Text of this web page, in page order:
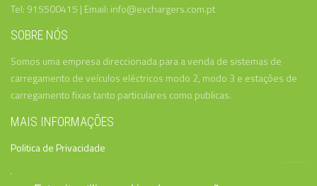
Tel: 915500415 | Email: info@evchargers.com.pt
SOBRE NÓS
Somos uma empresa direccionada para a venda de sistemas de
carregamento de veículos eléctricos modo 2, modo 3 e estações de
carregamento fixas tanto particulares como publicas.
MAIS INFORMAÇÕES
Politica de Privacidade
Termos e Condições